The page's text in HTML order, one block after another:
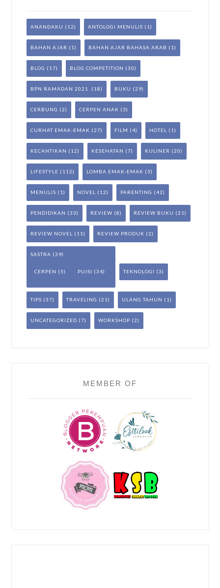
ANANDAKU (12) ANTOLOGI MENULIS (1)
BAHAN AJAR (1) BAHAN AJAR BAHASA ARAB (1)
BLOG (17) BLOG COMPETITION (30)
BPN RAMADAN 2021. (18) BUKU (29)
CERBUNG (2) CERPEN ANAK (3)
CURHAT EMAK-EMAK (27) FILM (4) HOTEL (1)
KECANTIKAN (12) KESEHATAN (7) KULINER (20)
LIFESTYLE (112) LOMBA EMAK-EMAK (3)
MENULIS (1) NOVEL (12) PARENTING (42)
PENDIDIKAN (33) REVIEW (8) REVIEW BUKU (21)
REVIEW NOVEL (11) REVIEW PRODUK (2)
SASTRA (39)
CERPEN (5) PUISI (34) TEKNOLOGI (3)
TIPS (37) TRAVELING (21) ULANG TAHUN (1)
UNCATEGORIZED (7) WORKSHOP (2)
MEMBER OF